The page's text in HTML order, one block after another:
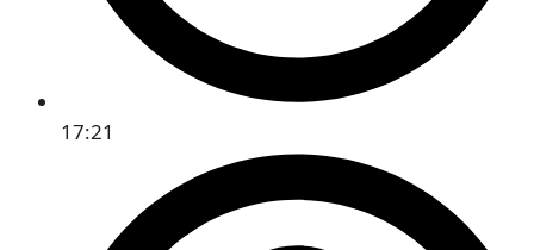
17:21